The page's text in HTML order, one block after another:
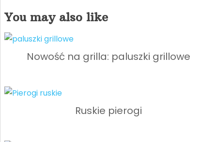
You may also like
Nowość na grilla: paluszki grillowe
Ruskie pierogi